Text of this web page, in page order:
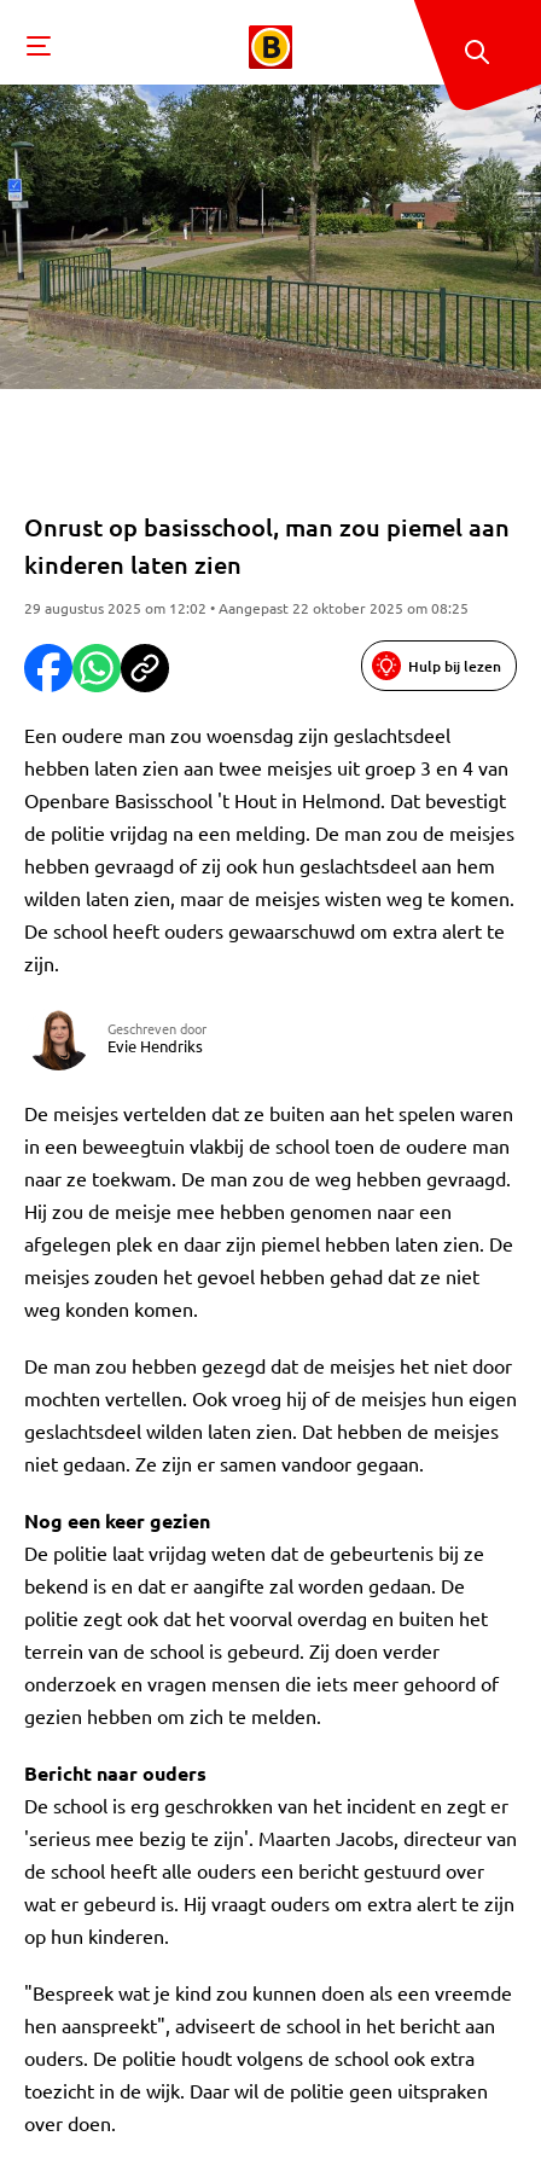
Onrust op basisschool, man zou piemel aan
kinderen laten zien
29 augustus 2025 om 12:02 • Aangepast 22 oktober 2025 om 08:25
Hulp bij lezen
Een oudere man zou woensdag zijn geslachtsdeel
hebben laten zien aan twee meisjes uit groep 3 en 4 van
Openbare Basisschool 't Hout in Helmond. Dat bevestigt
de politie vrijdag na een melding. De man zou de meisjes
hebben gevraagd of zij ook hun geslachtsdeel aan hem
wilden laten zien, maar de meisjes wisten weg te komen.
De school heeft ouders gewaarschuwd om extra alert te
zijn.
Geschreven door
Evie Hendriks
De meisjes vertelden dat ze buiten aan het spelen waren
in een beweegtuin vlakbij de school toen de oudere man
naar ze toekwam. De man zou de weg hebben gevraagd.
Hij zou de meisje mee hebben genomen naar een
afgelegen plek en daar zijn piemel hebben laten zien. De
meisjes zouden het gevoel hebben gehad dat ze niet
weg konden komen.
De man zou hebben gezegd dat de meisjes het niet door
mochten vertellen. Ook vroeg hij of de meisjes hun eigen
geslachtsdeel wilden laten zien. Dat hebben de meisjes
niet gedaan. Ze zijn er samen vandoor gegaan.
Nog een keer gezien
De politie laat vrijdag weten dat de gebeurtenis bij ze
bekend is en dat er aangifte zal worden gedaan. De
politie zegt ook dat het voorval overdag en buiten het
terrein van de school is gebeurd. Zij doen verder
onderzoek en vragen mensen die iets meer gehoord of
gezien hebben om zich te melden.
Bericht naar ouders
De school is erg geschrokken van het incident en zegt er
'serieus mee bezig te zijn'. Maarten Jacobs, directeur van
de school heeft alle ouders een bericht gestuurd over
wat er gebeurd is. Hij vraagt ouders om extra alert te zijn
op hun kinderen.
"Bespreek wat je kind zou kunnen doen als een vreemde
hen aanspreekt", adviseert de school in het bericht aan
ouders. De politie houdt volgens de school ook extra
toezicht in de wijk. Daar wil de politie geen uitspraken
over doen.